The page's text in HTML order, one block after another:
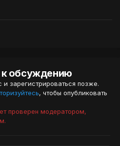
к обсуждению
зарегистрироваться позже.
, чтобы опубликовать
проверен модератором,